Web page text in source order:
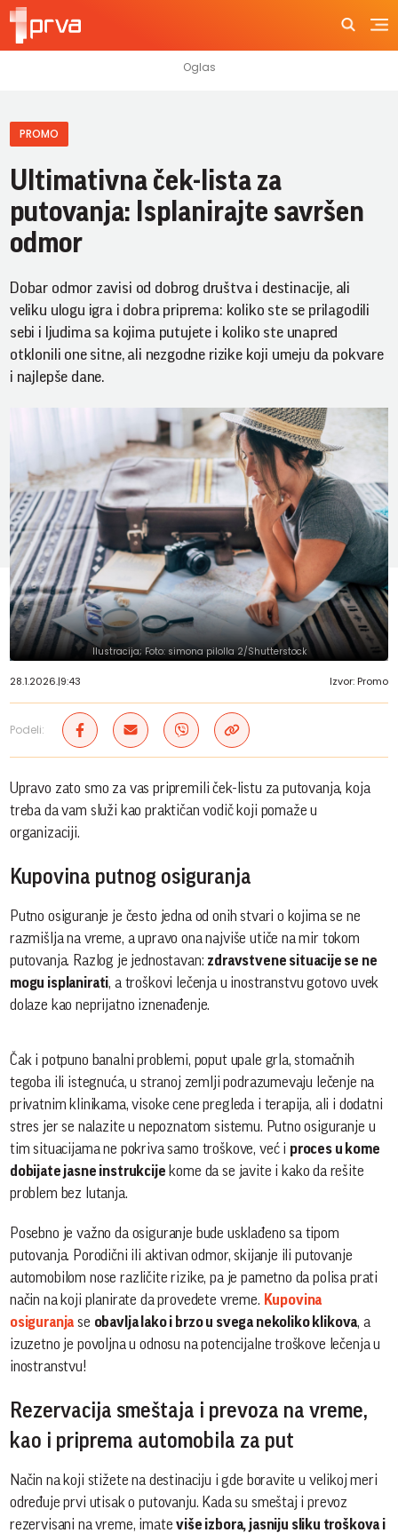
PROMO
Ultimativna ček-lista za
putovanja: Isplanirajte savršen
odmor
Dobar odmor zavisi od dobrog društva i destinacije, ali
veliku ulogu igra i dobra priprema: koliko ste se prilagodili
sebi i ljudima sa kojima putujete i koliko ste unapred
otklonili one sitne, ali nezgodne rizike koji umeju da pokvare
i najlepše dane.
Ilustracija; Foto: simona pilolla 2/Shutterstock
28.1.2026.|9:43 Izvor: Promo
Podeli:
Upravo zato smo za vas pripremili ček-listu za putovanja, koja
treba da vam služi kao praktičan vodič koji pomaže u
organizaciji.
Kupovina putnog osiguranja
Putno osiguranje je često jedna od onih stvari o kojima se ne
razmišlja na vreme, a upravo ona najviše utiče na mir tokom
putovanja. Razlog je jednostavan: zdravstvene situacije se ne
mogu isplanirati, a troškovi lečenja u inostranstvu gotovo uvek
dolaze kao neprijatno iznenađenje.
Čak i potpuno banalni problemi, poput upale grla, stomačnih
tegoba ili istegnuća, u stranoj zemlji podrazumevaju lečenje na
privatnim klinikama, visoke cene pregleda i terapija, ali i dodatni
stres jer se nalazite u nepoznatom sistemu. Putno osiguranje u
tim situacijama ne pokriva samo troškove, već i proces u kome
dobijate jasne instrukcije kome da se javite i kako da rešite
problem bez lutanja.
Posebno je važno da osiguranje bude usklađeno sa tipom
putovanja. Porodični ili aktivan odmor, skijanje ili putovanje
automobilom nose različite rizike, pa je pametno da polisa prati
način na koji planirate da provedete vreme. Kupovina
osiguranja se obavlja lako i brzo u svega nekoliko klikova, a
izuzetno je povoljna u odnosu na potencijalne troškove lečenja u
inostranstvu!
Rezervacija smeštaja i prevoza na vreme,
kao i priprema automobila za put
Način na koji stižete na destinaciju i gde boravite u velikoj meri
određuje prvi utisak o putovanju. Kada su smeštaj i prevoz
rezervisani na vreme, imateviše izbora, jasniju sliku troškova i